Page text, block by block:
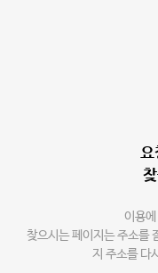
요
이용
찾으시는 페이지는 주소를
지 주소를 다